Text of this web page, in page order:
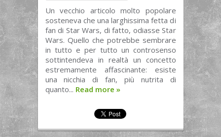
Un vecchio articolo molto popolare
sosteneva che una larghissima fetta di
fan di Star Wars, di fatto, odiasse Star
Wars. Quello che potrebbe sembrare
in tutto e per tutto un controsenso
sottintendeva in realtà un concetto
estremamente affascinante: esiste
una nicchia di fan, più nutrita di
quanto... Read more »